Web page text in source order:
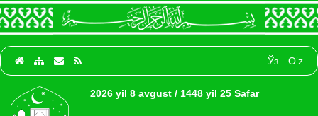
Ўз O‘z
2026 yil 8 avgust / 1448 yil 25 Safar